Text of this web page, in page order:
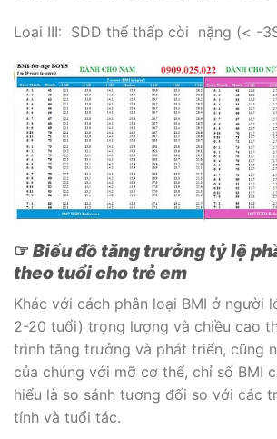
Loại III: SDD thể thấp còi nặng (< -
☞ Biểu đồ tăng trưởng tỷ lệ
theo tuổi cho trẻ em
Khác với cách phân loại BMI ở người
2-20 tuổi) trọng lượng và chiều cao
trình tăng trưởng và phát triển, cũng
của chúng với mỡ cơ thể, chỉ số BMI
hiểu là so sánh tương đối so với các
tính và tuổi tác.